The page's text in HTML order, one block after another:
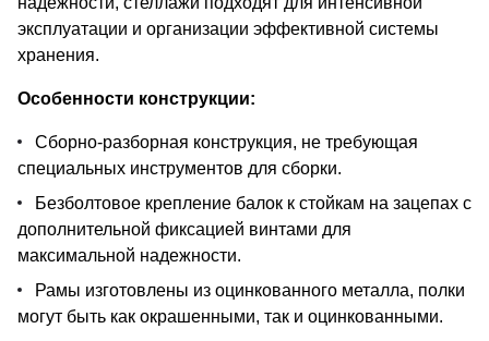
эксплуатации и организации эффективной системы
хранения.
Особенности конструкции:
Сборно-разборная конструкция, не требующая
специальных инструментов для сборки.
Безболтовое крепление балок к стойкам на зацепах с
дополнительной фиксацией винтами для
максимальной надежности.
Рамы изготовлены из оцинкованного металла, полки
могут быть как окрашенными, так и оцинкованными.